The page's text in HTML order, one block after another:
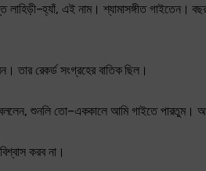
এই নাম। শ্যামাসঙ্গীত গাইতেন।
তার রেকর্ড সংগ্রহের বাতিক ছিল।
শুনলি তো–এককালে আমি গাইতে পারতুম।
করব না।